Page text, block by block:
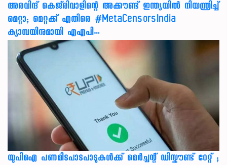
അരവിന്ദ് കെജ്‌രിവാളിന്റെ അക്കൗണ്ട് ഇന്ത്യയിൽ നിയന്ത്രിച്ച്
മെറ്റാ; മെറ്റക്ക് എതിരെ #MetaCensorsIndia
ക്യാമ്പയിനുമായി എഎപി…
യുപിഐ പണമിടപാടപാടുകൾക്ക് മെർച്ചന്റ് ഡിസ്കൗണ്ട് റേറ്റ് ;